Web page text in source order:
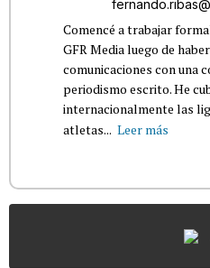
Comencé a trabajar
GFR Media luego de
comunicaciones con una
periodismo escrito. He
internacionalmente las
atletas... Leer más